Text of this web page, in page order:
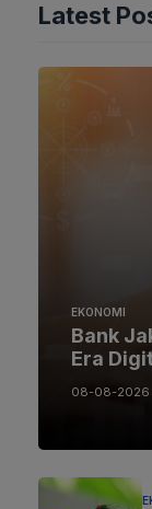
Latest
EKONOMI
Bank
Era
08-08-2026